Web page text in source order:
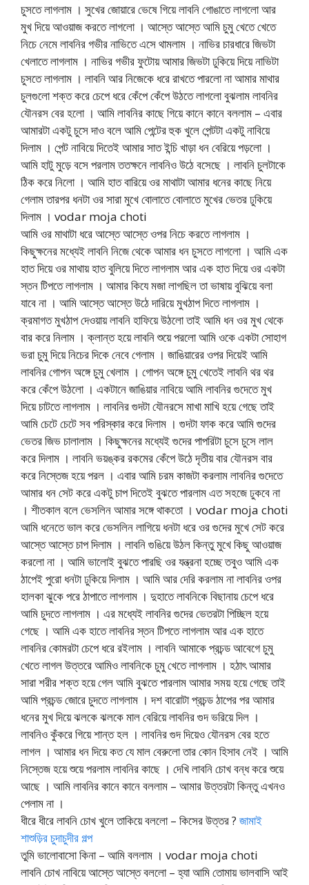
চুসতে লাগলাম । সুখের জোয়ারে ভেষে গিয়ে লাবনি গোঙাতে লাগলো আর
মুখ দিয়ে আওয়াজ করতে লাগলো । আস্তে আস্তে আমি চুমু খেতে খেতে
নিচে নেমে লাবনির গভীর নাভিতে এসে থামলাম । নাভির চারধারে জিভটা
খেলাতে লাগলাম । নাভির গভীর ফুটোয় আমার জিভটা ঢুকিয়ে দিয়ে নাভিটা
চুসতে লাগলাম । লাবনি আর নিজেকে ধরে রাখতে পারলো না আমার মাথার
চুলগুলো শক্ত করে চেপে ধরে কেঁপে কেঁপে উঠতে লাগলো বুঝলাম লাবনির
যৌনরস বের হলো । আমি লাবনির কাছে গিয়ে কানে কানে বললাম – এবার
আমারটা একটু চুসে দাও বলে আমি পেন্টের হুক খুলে পেন্টটা একটু নাবিয়ে
দিলাম । পেন্ট নাবিয়ে দিতেই আমার সাত ইন্চি খাড়া ধন বেরিয়ে পড়লো ।
আমি হাটু মুড়ে বসে পরলাম ততক্ষনে লাবনিও উঠে বসেছে । লাবনি চুলটাকে
ঠিক করে নিলো । আমি হাত বারিয়ে ওর মাথাটা আমার ধনের কাছে নিয়ে
গেলাম তারপর ধনটা ওর সারা মুখে বোলাতে বোলাতে মুখের ভেতর ঢুকিয়ে
দিলাম । vodar moja choti
আমি ওর মাথাটা ধরে আস্তে আস্তে ওপর নিচে করতে লাগলাম ।
কিছুক্ষনের মধ্যেই লাবনি নিজে থেকে আমার ধন চুসতে লাগলো । আমি এক
হাত দিয়ে ওর মাথায় হাত বুলিয়ে দিতে লাগলাম আর এক হাত দিয়ে ওর একটা
স্তন টিপতে লাগলাম । আমার কিযে মজা লাগছিল তা ভাষায় বুঝিয়ে বলা
যাবে না । আমি আস্তে আস্তে উঠে দারিয়ে মুখঠাপ দিতে লাগলাম ।
ক্রমাগত মুখঠাপ দেওয়ায় লাবনি হাফিয়ে উঠলো তাই আমি ধন ওর মুখ থেকে
বার করে নিলাম । ক্লান্ত হয়ে লাবনি শুয়ে পরলো আমি ওকে একটা সোহাগ
ভরা চুমু দিয়ে নিচের দিকে নেবে গেলাম । জাঙিয়ারের ওপর দিয়েই আমি
লাবনির গোপন অঙ্গে চুমু খেলাম । গোপন অঙ্গে চুমু খেতেই লাবনি থর থর
করে কেঁপে উঠলো । একটানে জাঙিয়ার নাবিয়ে আমি লাবনির গুদেতে মুখ
দিয়ে চাটতে লাগলাম । লাবনির গুদটা যৌনরসে মাখা মাখি হয়ে গেছে তাই
আমি চেটে চেটে সব পরিস্কার করে দিলাম । গুদটা ফাক করে আমি গুদের
ভেতর জিভ চালালাম । কিছুক্ষনের মধ্যেই গুদের পাপরিটা চুসে চুসে লাল
করে দিলাম । লাবনি ভয়ঙ্কর রকমের কেঁপে উঠে দৃতীয় বার যৌনরস বার
করে নিস্তেজ হয়ে পরল । এবার আমি চরম কাজটা করলাম লাবনির গুদেতে
আমার ধন সেট করে একটু চাপ দিতেই বুঝতে পারলাম এত সহজে ঢুকবে না
। শীতকাল বলে ভেসলিন আমার সঙ্গে থাকতো । vodar moja choti
আমি ধনেতে ভাল করে ভেসলিন লাগিয়ে ধনটা ধরে ওর গুদের মুখে সেট করে
আস্তে আস্তে চাপ দিলাম । লাবনি গুঙিয়ে উঠল কিন্তু মুখে কিছু আওয়াজ
করলো না । আমি ভালোই বুঝতে পারছি ওর যন্ত্রনা হচ্ছে তবুও আমি এক
ঠাপেই পুরো ধনটা ঢুকিয়ে দিলাম । আমি আর দেরি করলাম না লাবনির ওপর
হালকা ঝুকে পরে ঠাপাতে লাগলাম । দুহাতে লাবনিকে বিছানায় চেপে ধরে
আমি চুদতে লাগলাম । এর মধ্যেই লাবনির গুদের ভেতরটা পিচ্ছিল হয়ে
গেছে । আমি এক হাতে লাবনির স্তন টিপতে লাগলাম আর এক হাতে
লাবনির কোমরটা চেপে ধরে রইলাম । লাবনি আমাকে প্রচন্ড আবেগে চুমু
খেতে লাগল উত্তরে আমিও লাবনিকে চুমু খেতে লাগলাম । হঠাৎ আমার
সারা শরীর শক্ত হয়ে গেল আমি বুঝতে পারলাম আমার সময় হয়ে গেছে তাই
আমি প্রচন্ড জোরে চুদতে লাগলাম । দশ বারোটা প্রচন্ড ঠাপের পর আমার
ধনের মুখ দিয়ে ঝলকে ঝলকে মাল বেরিয়ে লাবনির গুদ ভরিয়ে দিল ।
লাবনিও কুঁকরে গিয়ে শান্ত হল । লাবনির গুদ দিয়েও যৌনরস বের হতে
লাগল । আমার ধন দিয়ে কত যে মাল বেরুলো তার কোন হিসাব নেই । আমি
নিস্তেজ হয়ে শুয়ে পরলাম লাবনির কাছে । দেখি লাবনি চোখ বন্ধ করে শুয়ে
আছে । আমি লাবনির কানে কানে বললাম – আমার উত্তরটা কিন্তু এখনও
পেলাম না ।
ধীরে ধীরে লাবনি চোখ খুলে তাকিয়ে বললো – কিসের উত্তর ? জামাই
শাশুড়ির চুদাচুদীর গল্প
তুমি ভালোবাসো কিনা – আমি বললাম । vodar moja choti
লাবনি চোখ নাবিয়ে আস্তে আস্তে বললো – হ্যা আমি তোমায় ভালবাসি আই